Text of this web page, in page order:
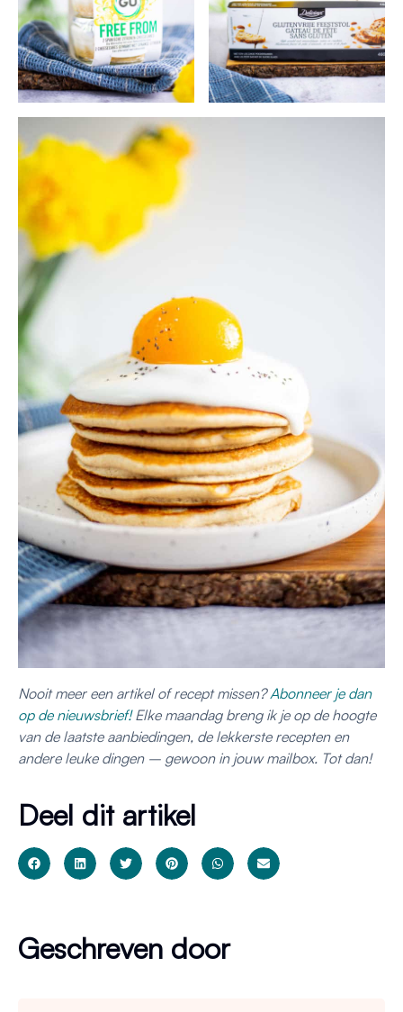
Nooit meer een artikel of recept missen?Abonneer je dan
op de nieuwsbrief!Elke maandag breng ik je op de hoogte
van de laatste aanbiedingen, de lekkerste recepten en
andere leuke dingen – gewoon in jouw mailbox. Tot dan!
Deel dit artikel
Geschreven door